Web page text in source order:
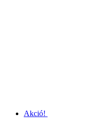
Akció!